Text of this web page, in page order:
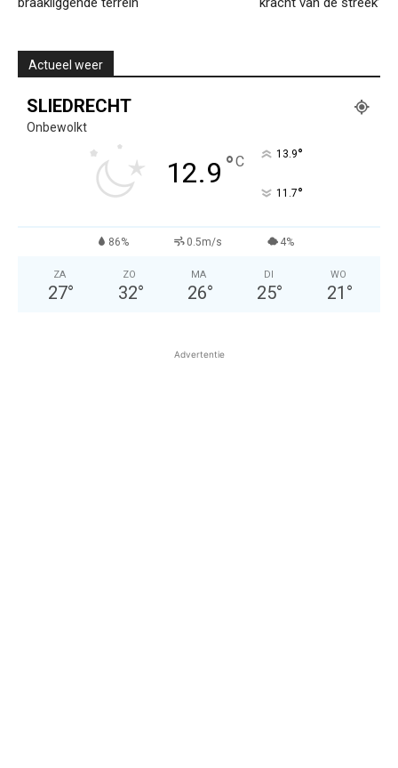
Actueel weer
SLIEDRECHT
Onbewolkt
12.9 °C 13.9°
11.7°
86% 0.5m/s 4%
ZA
27°
ZO
32°
MA
26°
DI
25°
WO
21 °
Advertentie